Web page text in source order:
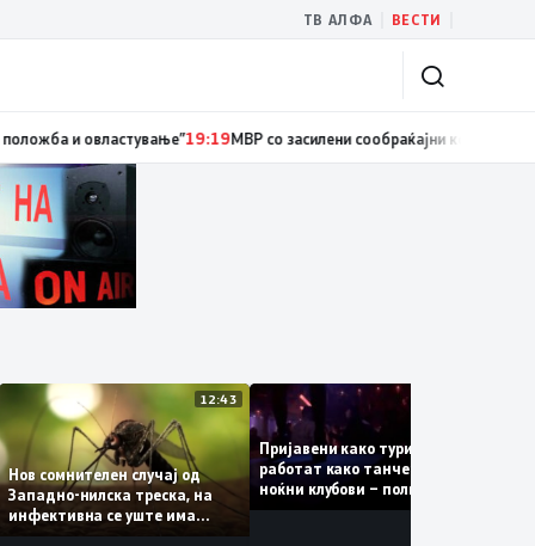
ТВ АЛФА ВЕСТИ
и овластување”19:19МВР со засилени сообраќајни контроли во рамки
12:43
Нов сомнителен случај од
Западно-нилска треска, на
инфективна се уште има
пациенти во критична
Пријавени како туристки, а
работат како танчерки во
ноќни клубови – полицијата
откри сомнителна шема за